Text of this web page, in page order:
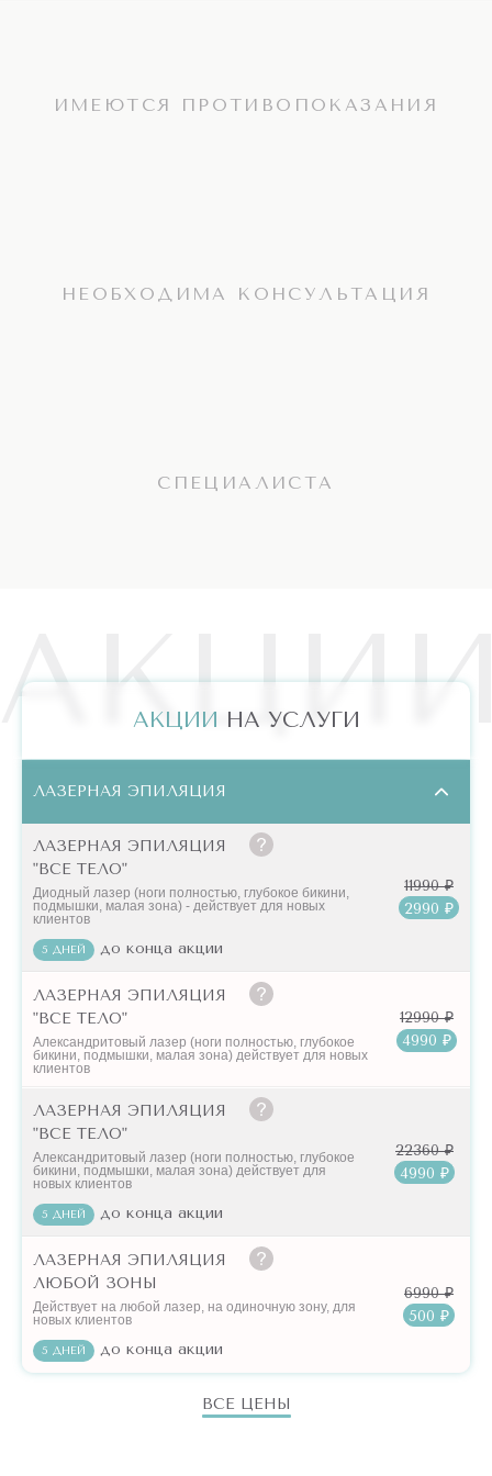
ИМЕЮТСЯ ПРОТИВОПОКАЗАНИЯ
НЕОБХОДИМА КОНСУЛЬТАЦИЯ
СПЕЦИАЛИСТА
АКЦИИ НА УСЛУГИ
ЛАЗЕРНАЯ ЭПИЛЯЦИЯ
ЛАЗЕРНАЯ ЭПИЛЯЦИЯ
"ВСЕ ТЕЛО"
Диодный лазер (ноги полностью, глубокое бикини,
подмышки, малая зона) - действует для новых
клиентов
5 ДНЕЙ до конца акции
11990 ₽
2990 ₽
ЛАЗЕРНАЯ ЭПИЛЯЦИЯ
"ВСЕ ТЕЛО"
Александритовый лазер (ноги полностью, глубокое
бикини, подмышки, малая зона) действует для новых
клиентов
12990 ₽
4990 ₽
ЛАЗЕРНАЯ ЭПИЛЯЦИЯ
"ВСЕ ТЕЛО"
Александритовый лазер (ноги полностью, глубокое
бикини, подмышки, малая зона) действует для
новых клиентов
5 ДНЕЙ до конца акции
22360 ₽
4990 ₽
ЛАЗЕРНАЯ ЭПИЛЯЦИЯ
ЛЮБОЙ ЗОНЫ
Действует на любой лазер, на одиночную зону, для
новых клиентов
5 ДНЕЙ до конца акции
6990 ₽
500 ₽
ВСЕ ЦЕНЫ